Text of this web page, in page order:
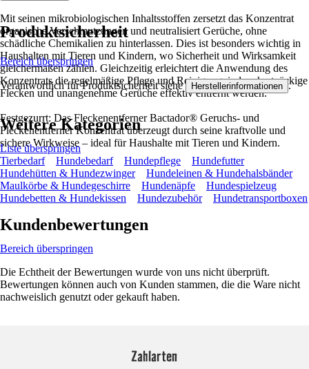
Mit seinen mikrobiologischen Inhaltsstoffen zersetzt das Konzentrat
organische Verschmutzungen und neutralisiert Gerüche, ohne
schädliche Chemikalien zu hinterlassen. Dies ist besonders wichtig in
Haushalten mit Tieren und Kindern, wo Sicherheit und Wirksamkeit
gleichermaßen zählen. Gleichzeitig erleichtert die Anwendung des
Konzentrats die regelmäßige Pflege und Reinigung, indem hartnäckige
Flecken und unangenehme Gerüche effektiv entfernt werden.
Festgezurrt: Das Fleckenentferner Bactador® Geruchs- und
Fleckenentferner Konzentrat überzeugt durch seine kraftvolle und
sichere Wirkweise – ideal für Haushalte mit Tieren und Kindern.
Produktsicherheit
Bereich überspringen
Verantwortlich für Produktsicherheit siehe Herstellerinformationen .
Weitere Kategorien
Liste überspringen
Tierbedarf
Hundebedarf Hundepflege
Hundefutter
Hundehütten & Hundezwinger
Hundeleinen & Hundehalsbänder
Maulkörbe & Hundegeschirre
Hundenäpfe
Hundespielzeug
Hundebetten & Hundekissen
Hundezubehör Hundetransportboxen
Kundenbewertungen
Bereich überspringen
Die Echtheit der Bewertungen wurde von uns nicht überprüft.
Bewertungen können auch von Kunden stammen, die die Ware nicht
nachweislich genutzt oder gekauft haben.
Zahlarten